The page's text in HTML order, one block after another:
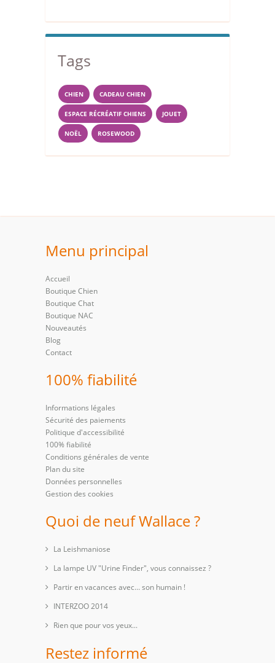
Tags
CHIEN CADEAU CHIEN
ESPACE RÉCRÉATIF CHIENS JOUET
NOËL ROSEWOOD
Menu principal
Accueil
Boutique Chien
Boutique Chat
Boutique NAC
Nouveautés
Blog
Contact
100% fiabilité
Informations légales
Sécurité des paiements
Politique d'accessibilité
100% fiabilité
Conditions générales de vente
Plan du site
Données personnelles
Gestion des cookies
Quoi de neuf Wallace ?
La Leishmaniose
La lampe UV "Urine Finder", vous connaissez ?
Partir en vacances avec… son humain !
INTERZOO 2014
Rien que pour vos yeux...
Restez informé